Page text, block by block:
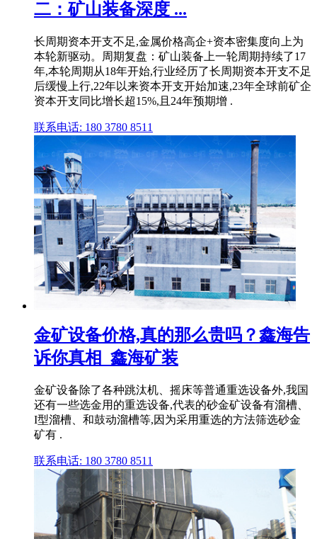
二：矿山装备深度 ...
长周期资本开支不足,金属价格高企+资本密集度向上为
本轮新驱动。周期复盘：矿山装备上一轮周期持续了17
年,本轮周期从18年开始,行业经历了长周期资本开支不足
后缓慢上行,22年以来资本开支开始加速,23年全球前矿企
资本开支同比增长超15%,且24年预期增 .
联系电话: 180 3780 8511
金矿设备价格,真的那么贵吗？鑫海告
诉你真相_鑫海矿装
金矿设备除了各种跳汰机、摇床等普通重选设备外,我国
还有一些选金用的重选设备,代表的砂金矿设备有溜槽、
I型溜槽、和鼓动溜槽等,因为采用重选的方法筛选砂金
矿有 .
联系电话: 180 3780 8511